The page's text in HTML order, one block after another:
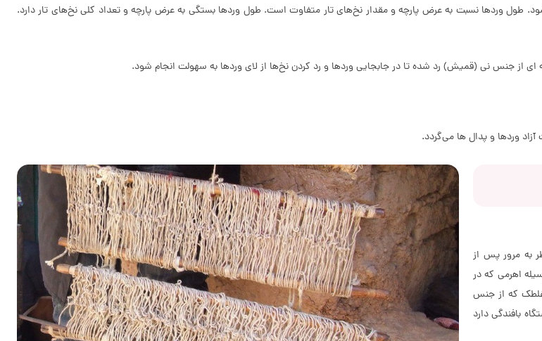
طول وردها نسبت به عرض پارچه و مقدار نخ‌های تار متفاوت است. طول وردها بستگی به عرض پارچه و تعداد کلی نخ‌های تار دارد.
جنس نی (قمیش) رد شده تا در جابجایی وردها و رد کردن نخ‌ها از لای وردها به سهولت انجام شود.
وردها و پدال ها می‌گردد.
به مرور پس از
اهرمی که در
غلطک که از جنس
عرض دستگاه بافندگی دارد